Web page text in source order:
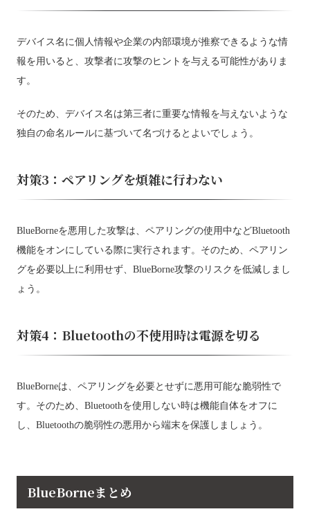
デバイス名に個人情報や企業の内部環境が推察できるような情
報を用いると、攻撃者に攻撃のヒントを与える可能性がありま
す。
そのため、デバイス名は第三者に重要な情報を与えないような
独自の命名ルールに基づいて名づけるとよいでしょう。
対策3：ペアリングを煩雑に行わない
BlueBorneを悪用した攻撃は、ペアリングの使用中などBluetooth
機能をオンにしている際に実行されます。そのため、ペアリン
グを必要以上に利用せず、BlueBorne攻撃のリスクを低減しまし
ょう。
対策4：Bluetoothの不使用時は電源を切る
BlueBorneは、ペアリングを必要とせずに悪用可能な脆弱性で
す。そのため、Bluetoothを使用しない時は機能自体をオフに
し、Bluetoothの脆弱性の悪用から端末を保護しましょう。
BlueBorneまとめ